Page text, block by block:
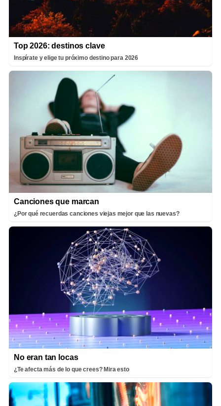
Top 2026: destinos clave
Inspírate y elige tu próximo destino para 2026
Canciones que marcan
¿Por qué recuerdas canciones viejas mejor que las nuevas?
No eran tan locas
¿Te afecta más de lo que crees? Mira esto